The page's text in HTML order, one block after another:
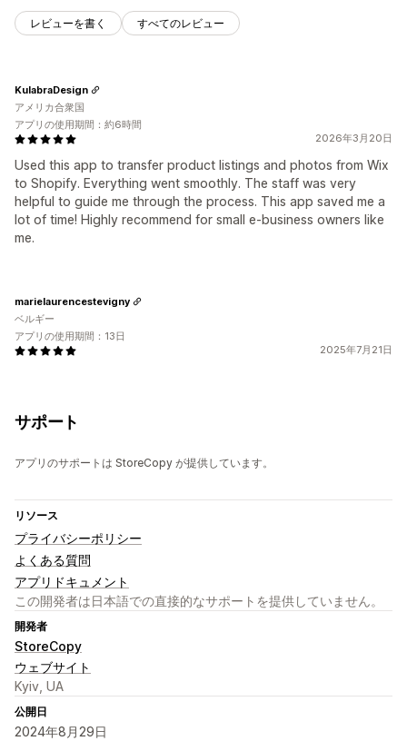
レビューを書く すべてのレビュー
2026年3月20日
Used this app to transfer product listings and photos from Wix
to Shopify. Everything went smoothly. The staff was very
helpful to guide me through the process. This app saved me a
lot of time! Highly recommend for small e-business owners like
me.
KulabraDesign
アメリカ合衆国
アプリの使用期間：約6時間
2025年7月21日
marielaurencestevigny
ベルギー
アプリの使用期間：13日
サポート
アプリのサポートは StoreCopy が提供しています。
リソース
プライバシーポリシー
よくある質問
アプリドキュメント
この開発者は日本語での直接的なサポートを提供していません。
開発者
StoreCopy
ウェブサイト
Kyiv, UA
公開日
2024年8月29日